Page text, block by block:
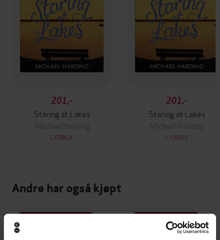
201,-
Staring at Lakes
Michael Harding
LYDBOK
201,-
Staring at Lakes
Michael Harding
LYDBOK
Andre har også kjøpt
Premium
Premium
Første gang på tilbud